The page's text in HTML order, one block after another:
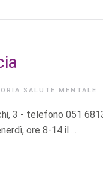
SALUTE MENTALE
3 - telefono 051
ore 8-14 il ...